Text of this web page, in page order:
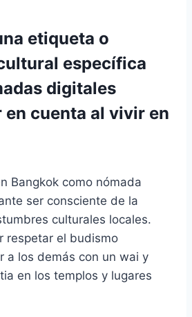
etiqueta o
específica
digitales
en cuenta al vivir en
Bangkok como nómada
ser consciente de la
culturales locales.
respetar el budismo
a los demás con un wai y
en los templos y lugares